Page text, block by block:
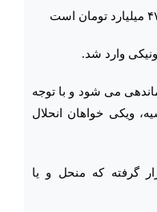
وارد شد.
می شود و با توجه
ویکی خواهان انحلال
گرفته که منحل و یا